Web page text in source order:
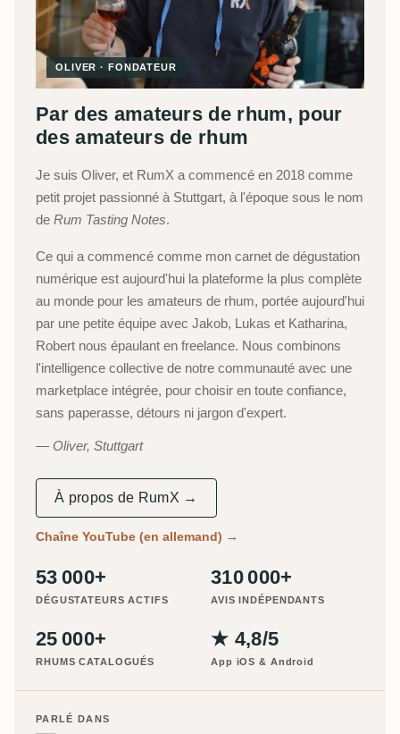
OLIVER · FONDATEUR
Par des amateurs de rhum, pour
des amateurs de rhum
Je suis Oliver, et RumX a commencé en 2018 comme
petit projet passionné à Stuttgart, à l'époque sous le nom
de Rum Tasting Notes.
Ce qui a commencé comme mon carnet de dégustation
numérique est aujourd'hui la plateforme la plus complète
au monde pour les amateurs de rhum, portée aujourd'hui
par une petite équipe avec Jakob, Lukas et Katharina,
Robert nous épaulant en freelance. Nous combinons
l'intelligence collective de notre communauté avec une
marketplace intégrée, pour choisir en toute confiance,
sans paperasse, détours ni jargon d'expert.
Oliver, Stuttgart
À propos de RumX →
Chaîne YouTube (en allemand) →
53 000+
DÉGUSTATEURS ACTIFS
310 000+
AVIS INDÉPENDANTS
25 000+
RHUMS CATALOGUÉS
★ 4,8/5
App iOS & Android
PARLÉ DANS